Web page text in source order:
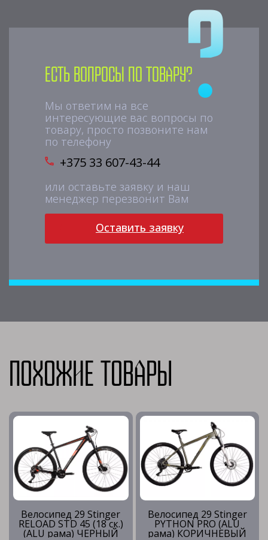
Есть вопросы по товару?
Мы ответим на все
интересующие вас вопросы по
товару, просто позвоните нам
по телефону
+375 33 607-43-44
или оставьте заявку и наш
менеджер перезвонит Вам
Оставить заявку
Похожие товары
Велосипед 29 Stinger
RELOAD STD 45 (18 ск.)
(ALU рама) ЧЕРНЫЙ
Велосипед 29 Stinger
PYTHON PRO (ALU
рама) КОРИЧНЕВЫЙ